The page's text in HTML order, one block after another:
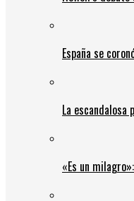
España se
La escandalosa
«Es un